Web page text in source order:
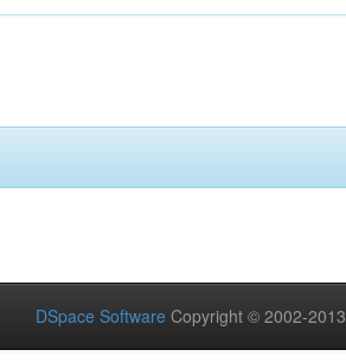
DSpace Software Copyright © 2002-2013